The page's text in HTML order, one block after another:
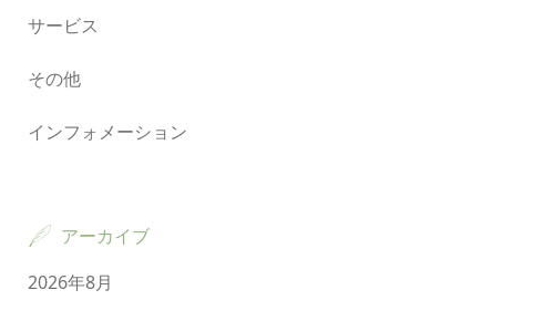
サービス
その他
インフォメーション
アーカイブ
2026年8月